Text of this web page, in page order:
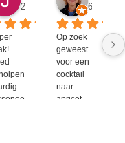
2 jaar geleden 6 jaar
Op zoek
geweest
voor een
cocktail
naar
apricot